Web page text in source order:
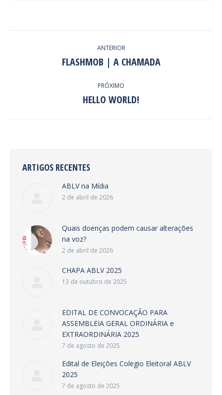
ANTERIOR
Post
FLASHMOB | A CHAMADA
PRÓXIMO
Próximo
HELLO WORLD!
ARTIGOS RECENTES
ABLV na Mídia
2 de abril de 2026
Quais doenças podem causar alterações
na voz?
2 de abril de 2026
CHAPA ABLV 2025
13 de outubro de 2025
EDITAL DE CONVOCAÇÃO PARA
ASSEMBLEIA GERAL ORDINÁRIA e
EXTRAORDINÁRIA 2025
7 de agosto de 2025
Edital de Eleições Colegio Eleitoral ABLV
2025
7 de agosto de 2025